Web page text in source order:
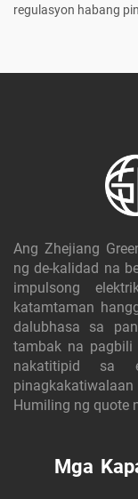
regulasyon habang
Ang Zhejiang
ng de-kalidad na
impulsong
katamtaman
dalubhasa sa
tambak na pagbili
nakatitipid sa
Humiling ng quote
Mga